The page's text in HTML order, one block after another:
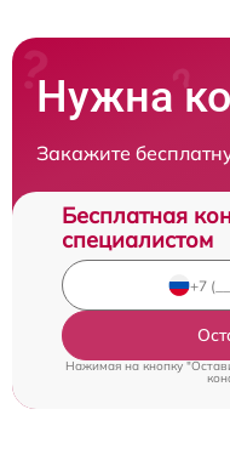
Нужна
Закажите
Бесплатная
специалистом
Нажимая на кнопку